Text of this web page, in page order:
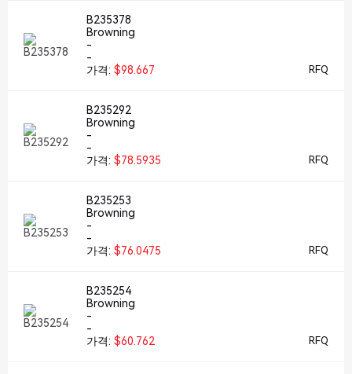
B235378
Browning
-
-
가격: $98.667 RFQ
B235292
Browning
-
-
가격: $78.5935 RFQ
B235253
Browning
-
-
가격: $76.0475 RFQ
B235254
Browning
-
-
가격: $60.762 RFQ